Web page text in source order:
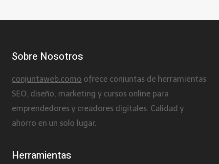
t
a
d
a
:
Sobre Nosotros
conjuntaweb.como ofrece conjuntas de herramientas
SEO, diseño, marketing y cursos online para
emprendedores y creadores digitales. Calidad y
ahorro en un solo lugar.
Herramientas